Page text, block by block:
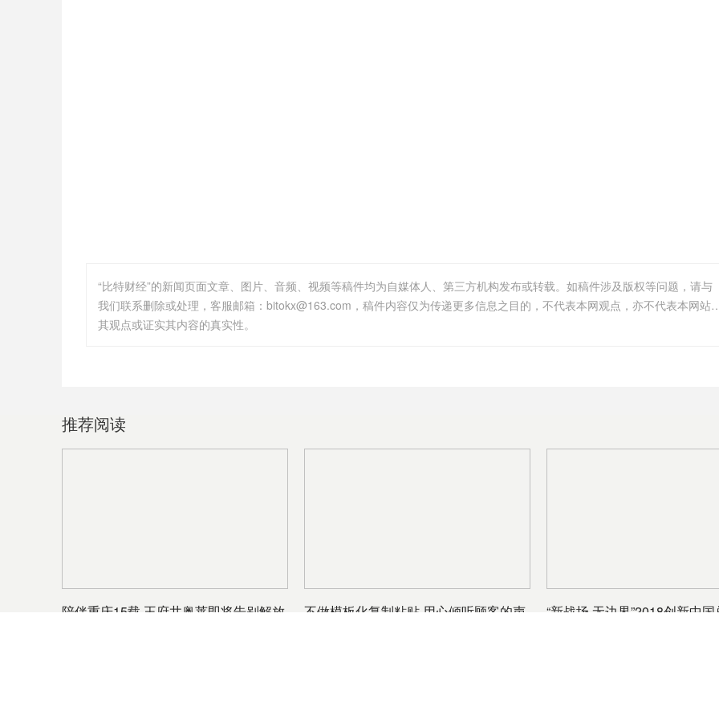
“比特财经”的新闻页面文章、图片、音频、视频等稿件均为自媒体人、第三方机构发布或转载。如稿件涉及版权等问题，请与
我们联系删除或处理，客服邮箱：bitokx@163.com，稿件内容
其观点或证实其内容的真实性。
推荐阅读
陪伴重庆15载 王府井奥莱即将告别解放
不做模板化复制粘贴 用心倾听顾客的声
“新战场·无边界”2018创新中